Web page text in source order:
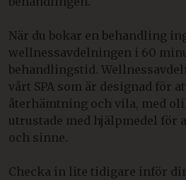
När du bokar en behandling
wellnessavdelningen i 60
behandlingstid.
vårt SPA som är designad för
återhämtning och vila, med
utrustade med hjälpmedel för
och sinne.
Checka in lite tidigare inför